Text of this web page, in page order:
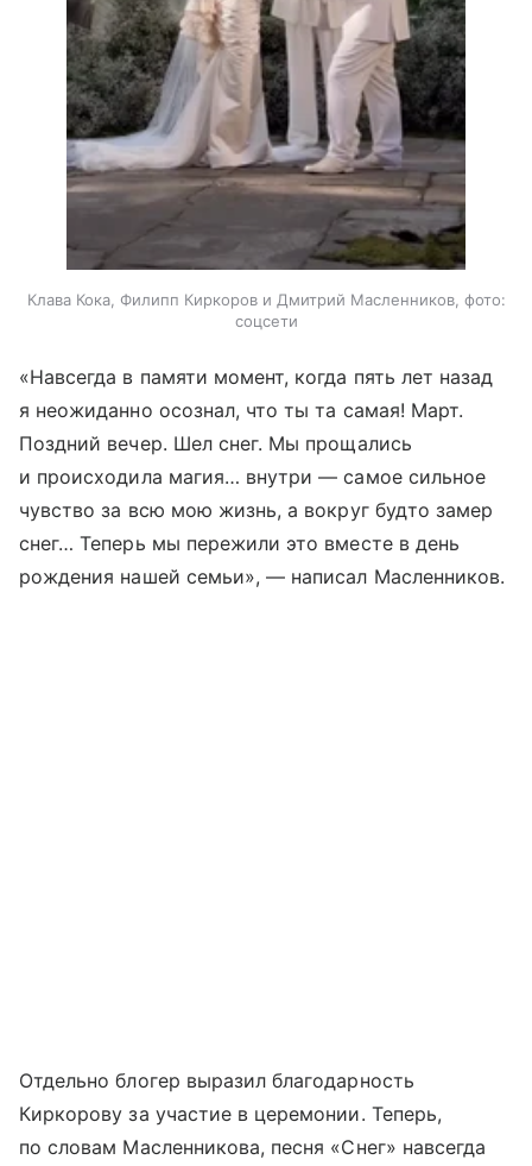
Клава Кока, Филипп Киркоров и Дмитрий Масленников, фото:
соцсети
«Навсегда в памяти момент, когда пять лет назад
я неожиданно осознал, что ты та самая! Март.
Поздний вечер. Шел снег. Мы прощались
и происходила магия… внутри — самое сильное
чувство за всю мою жизнь, а вокруг будто замер
снег… Теперь мы пережили это вместе в день
рождения нашей семьи», — написал Масленников.
Отдельно блогер выразил благодарность
Киркорову за участие в церемонии. Теперь,
по словам Масленникова, песня «Снег» навсегда